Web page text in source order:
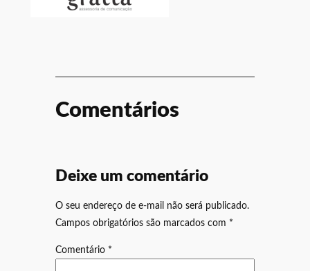
Comentários
Deixe um comentário
O seu endereço de e-mail não será publicado.
Campos obrigatórios são marcados com *
Comentário *